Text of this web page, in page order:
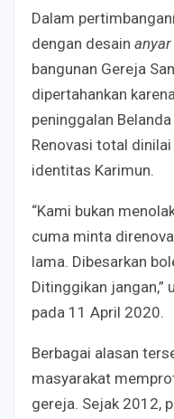
Dalam
dengan desain anyar
bangunan Gereja
dipertahankan
peninggalan
Renovasi total
identitas Karimun.
“Kami bukan
cuma minta
lama. Dibesarkan
Ditinggikan jangan,”
pada 11 April 2020.
Berbagai alasan
masyarakat
gereja. Sejak 2012,